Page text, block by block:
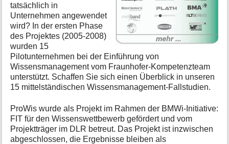
tatsächlich in
Unternehmen angewendet
wird? In der ersten Phase
des Projektes (2005-2008)
wurden 15
Pilotunternehmen bei der Einführung von
Wissensmanagement vom Fraunhofer-Kompetenzteam
unterstützt. Schaffen Sie sich einen Überblick in unseren
15 mittelständischen Wissensmanagement-Fallstudien.
ProWis wurde als Projekt im Rahmen der BMWi-Initiative:
FIT für den Wissenswettbewerb gefördert und vom
Projektträger im DLR betreut. Das Projekt ist inzwischen
abgeschlossen, die Ergebnisse bleiben als